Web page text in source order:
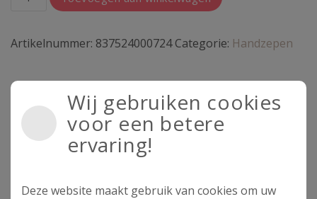
Borghi
Monasteri
handzeep
250
Artikelnummer: 837524000724 Categorie: Handzepen
Gerelateerde producten
Wij gebruiken cookies
voor een betere
ervaring!
Deze website maakt gebruik van cookies om uw